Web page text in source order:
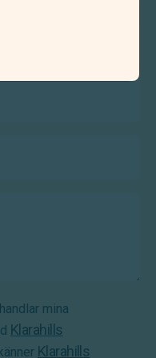
mina
Klarahills
Klarahills